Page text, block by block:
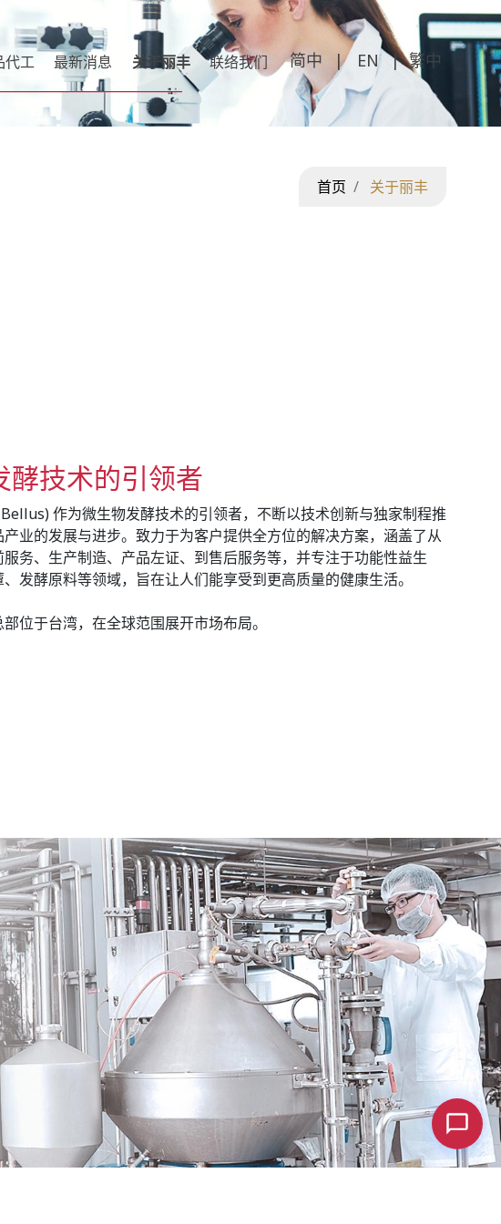
代工 最新消息 关于丽丰 联络我们 繁中
首页 关于丽丰
酵技术的引领者
作为微生物发酵技术的引领者，不断以技术创新与独家制程推
业的发展与进步。致力于为客户提供全方位的解决方案，涵盖了从
务、生产制造、产品左证、到售后服务等，并专注于功能性益生
发酵原料等领域，旨在让人们能享受到更高质量的健康生活。
位于台湾，在全球范围展开市场布局。
Hi, may I help you? 😊